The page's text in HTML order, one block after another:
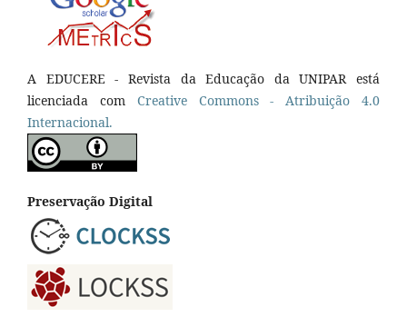
A EDUCERE - Revista da Educação da UNIPAR está
licenciada com CreativeCommons - Atribuição 4.0
Internacional.
Preservação Digital